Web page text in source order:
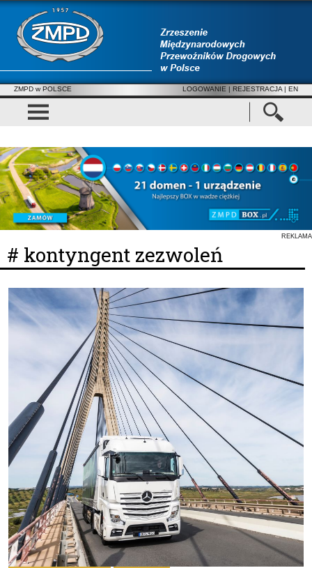
ZMPD w POLSCE LOGOWANIE | REJESTRACJA | EN
REKLAMA
# kontyngent zezwoleń